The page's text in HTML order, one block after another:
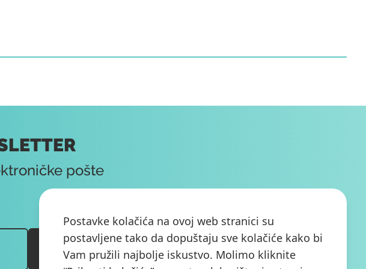
pošte
PRIJAVI ME
Postavke kolačića na ovoj web stranici su
postavljene tako da dopuštaju sve kolačiće kako bi
Vam pružili najbolje iskustvo. Molimo kliknite